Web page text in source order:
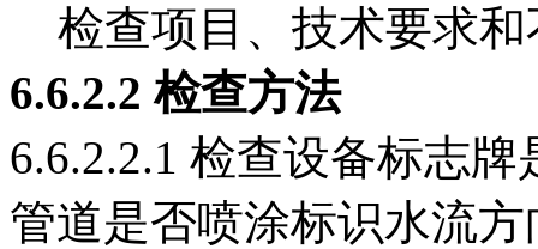
检查项目、技术要求和
6.6.2.2检查方法
6.6.2.2.1 检查设备标志
管道是否喷涂标识水流